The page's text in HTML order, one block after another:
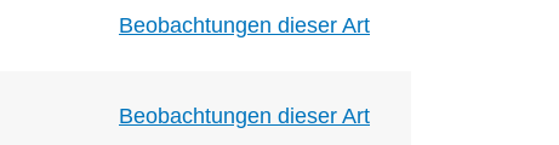
Beobachtungen dieser Art
Beobachtungen dieser Art